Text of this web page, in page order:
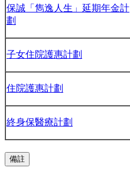
保誠「雋逸人生」延期年金計
劃
子女住院護惠計劃
住院護惠計劃
終身保醫療計劃
備註